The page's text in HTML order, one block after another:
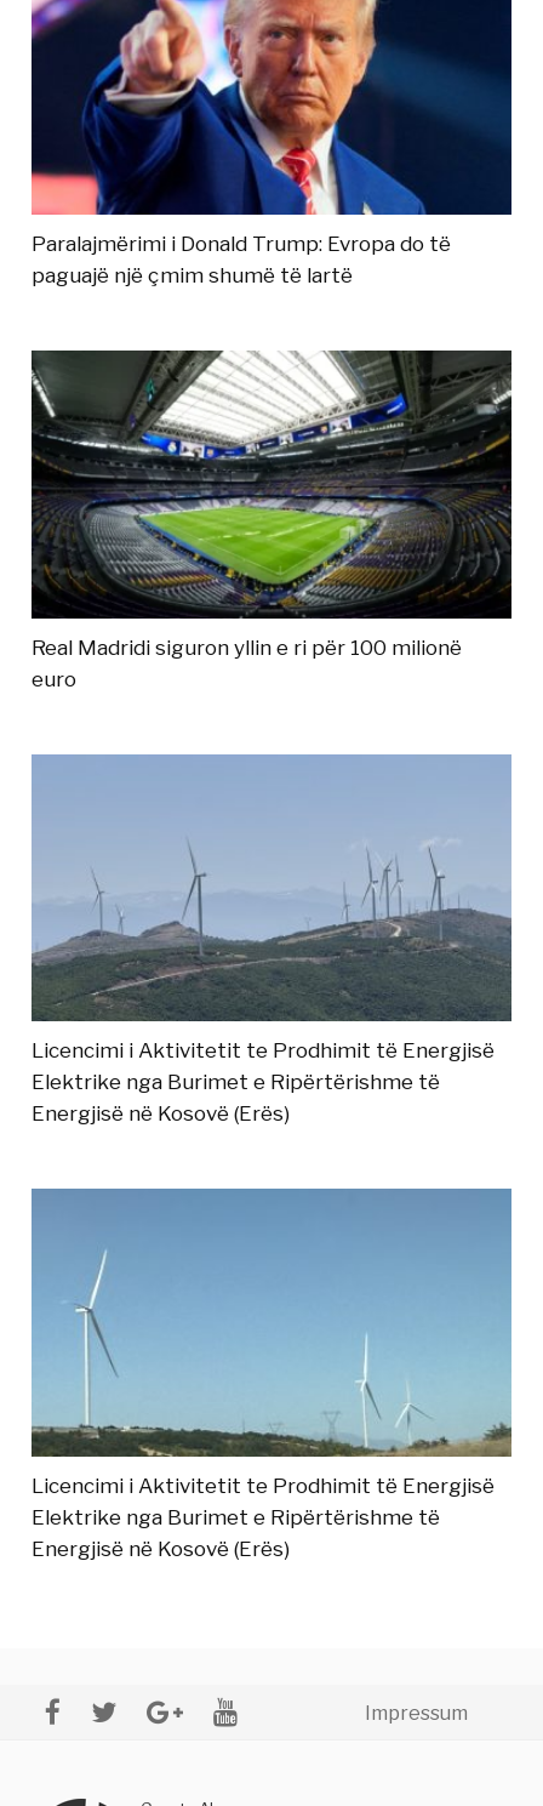
Paralajmërimi i Donald Trump: Evropa do të
paguajë një çmim shumë të lartë
Real Madridi siguron yllin e ri për 100 milionë
euro
Licencimi i Aktivitetit te Prodhimit të Energjisë
Elektrike nga Burimet e Ripërtërishme të
Energjisë në Kosovë (Erës)
Licencimi i Aktivitetit te Prodhimit të Energjisë
Elektrike nga Burimet e Ripërtërishme të
Energjisë në Kosovë (Erës)
Impressum